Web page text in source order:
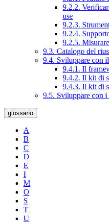
9.2.2.
use
9.2.3.
9.2.4.
9.2.5.
9.3. Catalogo del
9.4. Sviluppare con
9.4.1. Il
9.4.2. Il kit di
9.4.3. Il kit di
9.5. Sviluppare con
glossario
A
B
C
D
E
I
M
O
S
T
U